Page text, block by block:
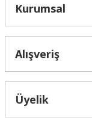
Kurumsal
Alışveriş
Üyelik